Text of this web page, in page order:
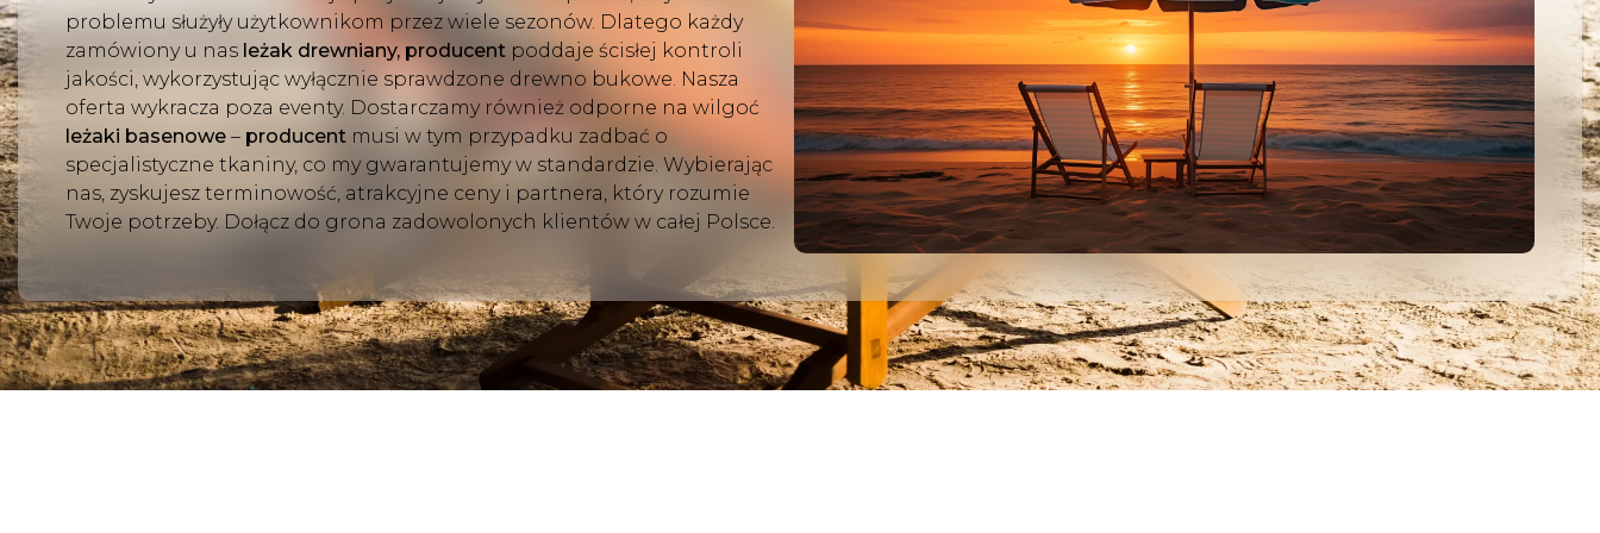
problemu służyły użytkownikom przez wiele sezonów. Dlatego każdy
zamówiony u nas leżak drewniany, producent poddaje ścisłej kontroli
jakości, wykorzystując wyłącznie sprawdzone drewno bukowe. Nasza
oferta wykracza poza eventy. Dostarczamy również odporne na wilgoć
leżaki basenowe – producent musi w tym przypadku zadbać o
specjalistyczne tkaniny, co my gwarantujemy w standardzie. Wybierając
nas, zyskujesz terminowość, atrakcyjne ceny i partnera, który rozumie
Twoje potrzeby. Dołącz do grona zadowolonych klientów w całej Polsce.